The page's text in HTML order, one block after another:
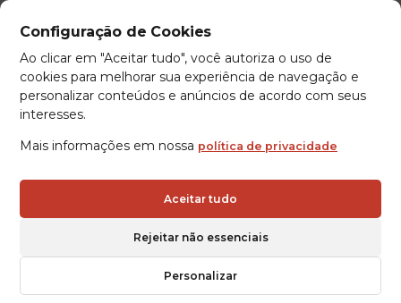
Configuração de Cookies
Ao clicar em "Aceitar tudo", você autoriza o uso de
cookies para melhorar sua experiência de navegação e
personalizar conteúdos e anúncios de acordo com seus
interesses.
Mais informações em nossa política de privacidade
Aceitar tudo
Rejeitar não essenciais
Personalizar